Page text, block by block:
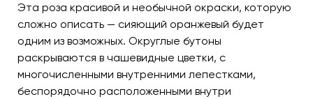
Эта роза красивой и необычной окраски, которую
сложно описать — сияющий оранжевый будет
одним из возможных. Округлые бутоны
раскрываются в чашевидные цветки, с
многочисленными внутренними лепестками,
беспорядочно расположенными внутри